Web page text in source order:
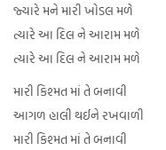
જ્યારે મને મારી ખોડલ મળે
ત્યારે આ દિલ ને આરામ મળે
ત્યારે આ દિલ ને આરામ મળે
મારી કિશ્મત માં તે બનાવી
આગળ હાલી થઈને રખવાળી
મારી કિશ્મત માં તે બનાવી